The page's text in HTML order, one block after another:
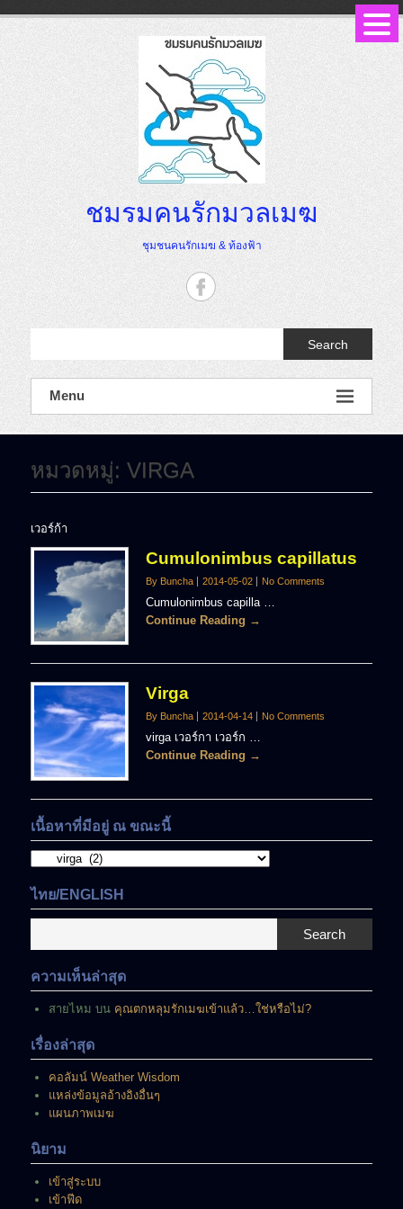
ชมรมคนรักมวลเมฆ
ชุมชนคนรักเมฆ & ท้องฟ้า
Search
Menu
หมวดหมู่: VIRGA
เวอร์ก้า
Cumulonimbus capillatus
By Buncha 2014-05-02 No Comments
Cumulonimbus capilla …
Continue Reading →
Virga
By Buncha 2014-04-14 No Comments
virga เวอร์กา เวอร์ก …
Continue Reading →
เนื้อหาที่มีอยู่ ณ ขณะนี้
เนื้อหา
มี
อยู่
ขณะ
ไทย/ENGLISH
Search
ความเห็นล่าสุด
สายไหม บน คุณตกหลุมรักเมฆเข้าแล้ว…ใช่หรือไม่?
เรื่องล่าสุด
คอลัมน์ Weather Wisdom
แหล่งข้อมูลอ้างอิงอื่นๆ
แผนภาพเมฆ
นิยาม
เข้าสู่ระบบ
เข้าฟีด